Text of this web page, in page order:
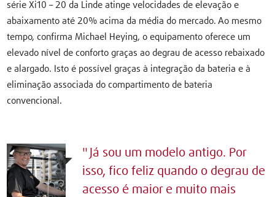
série Xi10 – 20 da Linde atinge velocidades de elevação e
abaixamento até 20% acima da média do mercado. Ao mesmo
tempo, confirma Michael Heying, o equipamento oferece um
elevado nível de conforto graças ao degrau de acesso rebaixado
e alargado. Isto é possível graças à integração da bateria e à
eliminação associada do compartimento de bateria
convencional.
Já sou um modelo antigo. Por
isso, fico feliz quando o degrau de
acesso é maior e muito mais